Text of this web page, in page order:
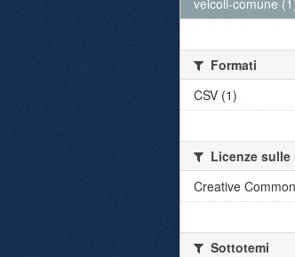
veicoli-comune
Formati
CSV (1)
Licenze sulle
Creative
Sottotemi